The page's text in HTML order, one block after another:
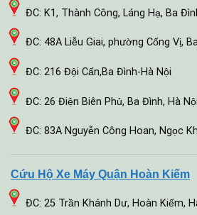
ĐC: K1, Thành Công, Láng Hạ, Ba
ĐC: 48A Liễu Giai, phường Cống Vị,
ĐC: 216 Đội Cấn,Ba Đình-Hà Nội
ĐC: 26 Điện Biên Phủ, Ba Đình, Hà Nội
ĐC: 83A Nguyễn Công Hoan, Ngọc
Cứu Hộ Xe Máy Quận Hoàn Kiếm
ĐC: 25 Trần Khánh Dư, Hoàn Kiếm,